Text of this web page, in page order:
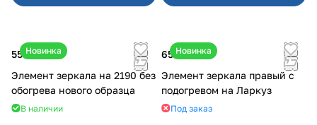
Новинка
550 ₽
Элемент зеркала на 2190 без
обогрева нового образца
В наличии
Новинка
650 ₽
Элемент зеркала правый с
подогревом на Ларкуз
Под заказ